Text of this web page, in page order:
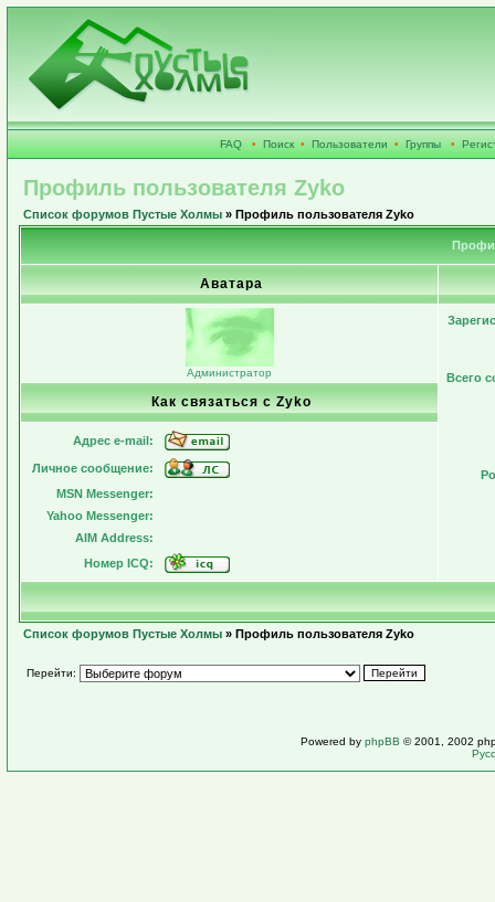
FAQ • Поиск • Пользователи • Группы •
Профиль пользователя Zyko
Список форумов Пустые Холмы » Профиль пользователя Zyko
Аватара
Администратор Всего
Как связаться с Zyko
Адрес e-mail:
Личное сообщение:
MSN Messenger:
Yahoo Messenger:
AIM Address:
Номер ICQ:
Список форумов Пустые Холмы » Профиль пользователя Zyko
Перейти:
Powered by phpBB © 2001, 2002